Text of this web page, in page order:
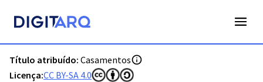
Título atribuído: Casamentos
Licença:CC BY-SA 4.0